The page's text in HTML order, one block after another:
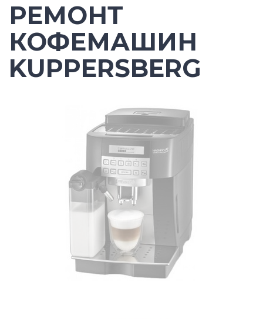
РЕМОНТ
КОФЕМАШИН
KUPPERSBERG